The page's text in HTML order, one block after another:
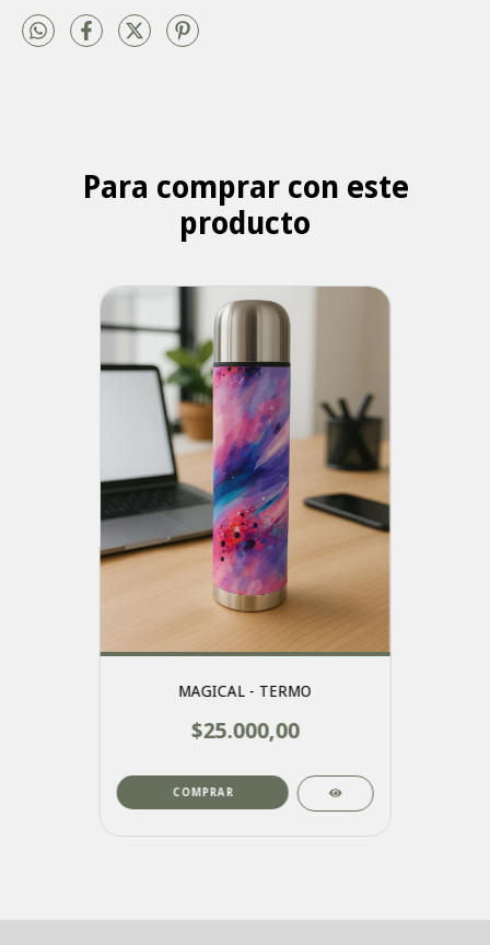
Para comprar con este
producto
MAGICAL - TERMO
$25.000,00
COMPRAR